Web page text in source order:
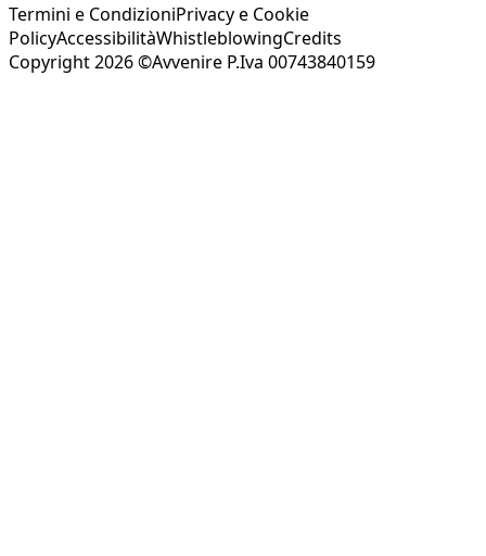
Termini e CondizioniPrivacy e Cookie
PolicyAccessibilitàWhistleblowingCredits
Copyright 2026 ©Avvenire P.Iva 00743840159